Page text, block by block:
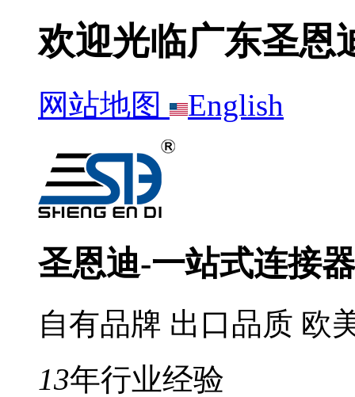
欢迎光临广东圣恩
网站地图 English
圣恩迪-一站式连接
自有品牌 出口品质 欧
13年行业经验